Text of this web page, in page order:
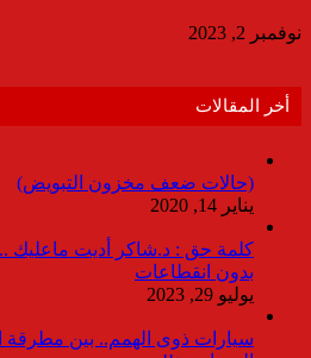
نوفمبر 2, 2023
أخر المقالات
(حالات ضعف مخزون التبويض)
يناير 14, 2020
بدون انقطاعات
يوليو 29, 2023
سيارات ذوى الهمم.. بين مطرقة